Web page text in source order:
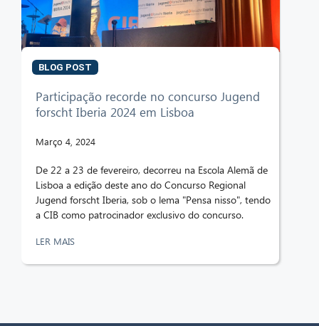
BLOG POST
Participação recorde no concurso Jugend
forscht Iberia 2024 em Lisboa
Março 4, 2024
De 22 a 23 de fevereiro, decorreu na Escola Alemã de
Lisboa a edição deste ano do Concurso Regional
Jugend forscht Iberia, sob o lema "Pensa nisso", tendo
a CIB como patrocinador exclusivo do concurso.
LER MAIS